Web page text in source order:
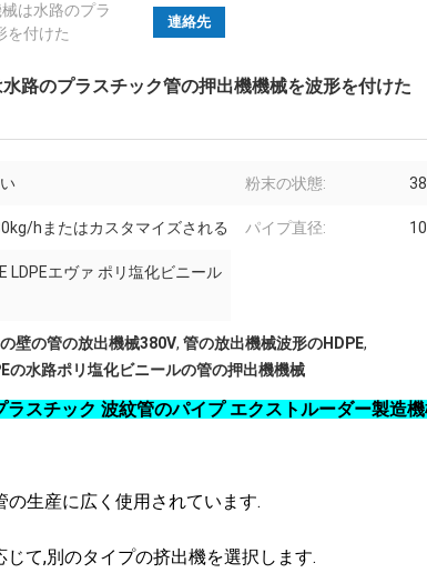
は水路のプラ
を付けた
連絡先
路のプラスチック管の押出機機械を波形を付けた
粉末の状態:
hまたはカスタマイズされる パイプ直径:
LDPEエヴァ ポリ塩化ビニール
壁の管の放出機械380V, 管の放出機械波形のHDPE,
の水路ポリ塩化ビニールの管の押出機機械
ラスチック 波紋管のパイプ エクストルーダー製造
の生産に広く使用されています.
て,別のタイプの挤出機を選択します.